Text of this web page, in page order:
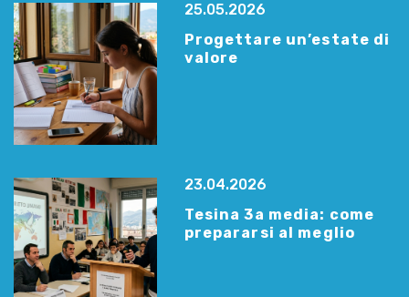
25.05.2026
Progettare un’estate di
valore
23.04.2026
Tesina 3a media: come
prepararsi al meglio